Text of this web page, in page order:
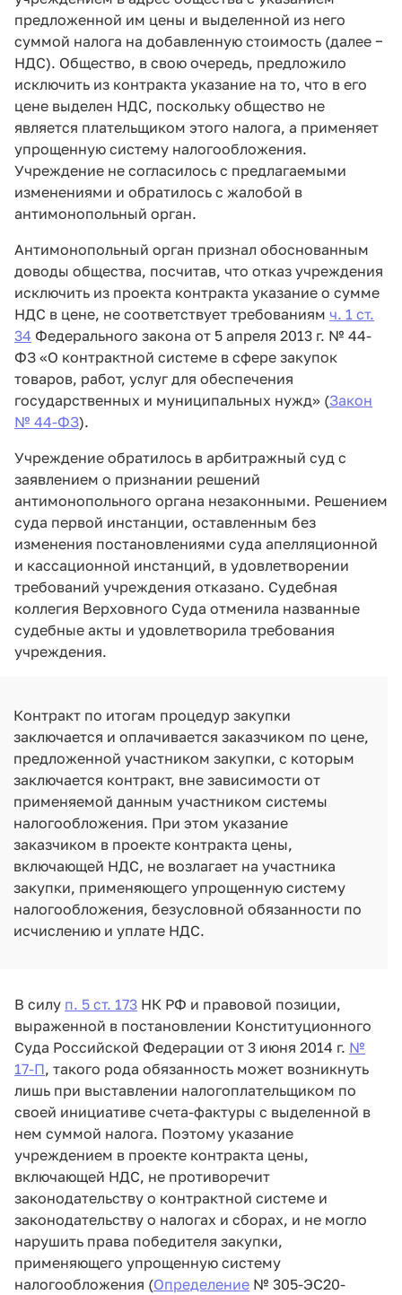
предложенной им цены и выделенной из него
суммой налога на добавленную стоимость (далее −
НДС). Общество, в свою очередь, предложило
исключить из контракта указание на то, что в его
цене выделен НДС, поскольку общество не
является плательщиком этого налога, а применяет
упрощенную систему налогообложения.
Учреждение не согласилось с предлагаемыми
изменениями и обратилось с жалобой в
антимонопольный орган.
Антимонопольный орган признал обоснованным
доводы общества, посчитав, что отказ учреждения
исключить из проекта контракта указание о сумме
НДС в цене, не соответствует требованиям ч. 1 ст.
34 Федерального закона от 5 апреля 2013 г. № 44-
ФЗ «О контрактной системе в сфере закупок
товаров, работ, услуг для обеспечения
государственных и муниципальных нужд» (Закон
№ 44-ФЗ).
Учреждение обратилось в арбитражный суд с
заявлением о признании решений
антимонопольного органа незаконными. Решением
суда первой инстанции, оставленным без
изменения постановлениями суда апелляционной
и кассационной инстанций, в удовлетворении
требований учреждения отказано. Судебная
коллегия Верховного Суда отменила названные
судебные акты и удовлетворила требования
учреждения.
Контракт по итогам процедур закупки
заключается и оплачивается заказчиком по цене,
предложенной участником закупки, с которым
заключается контракт, вне зависимости от
применяемой данным участником системы
налогообложения. При этом указание
заказчиком в проекте контракта цены,
включающей НДС, не возлагает на участника
закупки, применяющего упрощенную систему
налогообложения, безусловной обязанности по
исчислению и уплате НДС.
В силу п. 5 ст. 173 НК РФ и правовой позиции,
выраженной в постановлении Конституционного
Суда Российской Федерации от 3 июня 2014 г. №
17-П, такого рода обязанность может возникнуть
лишь при выставлении налогоплательщиком по
своей инициативе счета-фактуры с выделенной в
нем суммой налога. Поэтому указание
учреждением в проекте контракта цены,
включающей НДС, не противоречит
законодательству о контрактной системе и
законодательству о налогах и сборах, и не могло
нарушить права победителя закупки,
применяющего упрощенную систему
налогообложения (Определение № 305-ЭС20-